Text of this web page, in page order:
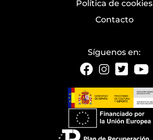
Política de cookies
Contacto
Síguenos en: